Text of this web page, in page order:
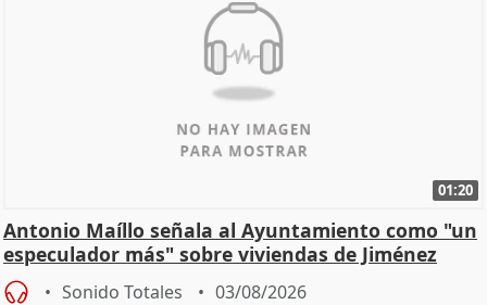
01:20
Antonio Maíllo señala al Ayuntamiento como "un
especulador más" sobre viviendas de Jiménez
Becerril
Sonido Totales 03/08/2026